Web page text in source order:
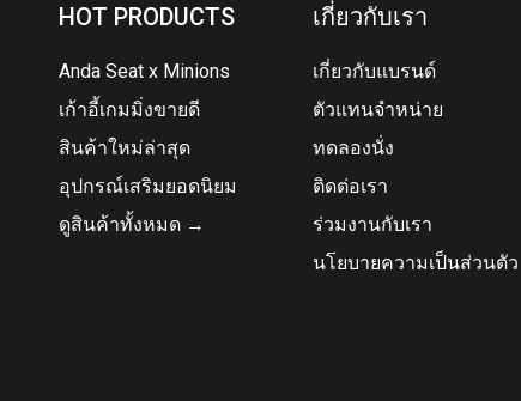
HOT PRODUCTS
Anda Seat x Minions
เก้าอี้เกมมิ่งขายดี
สินค้าใหม่ล่าสุด
อุปกรณ์เสริมยอดนิยม
ดูสินค้าทั้งหมด →
เกี่ยวกับเรา
เกี่ยวกับแบรนด์
ตัวแทนจำหน่าย
ทดลองนั่ง
ติดต่อเรา
ร่วมงานกับเรา
นโยบายความเป็นส่วนตัว